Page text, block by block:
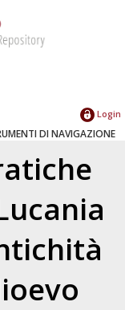
Login
DI NAVIGAZIONE